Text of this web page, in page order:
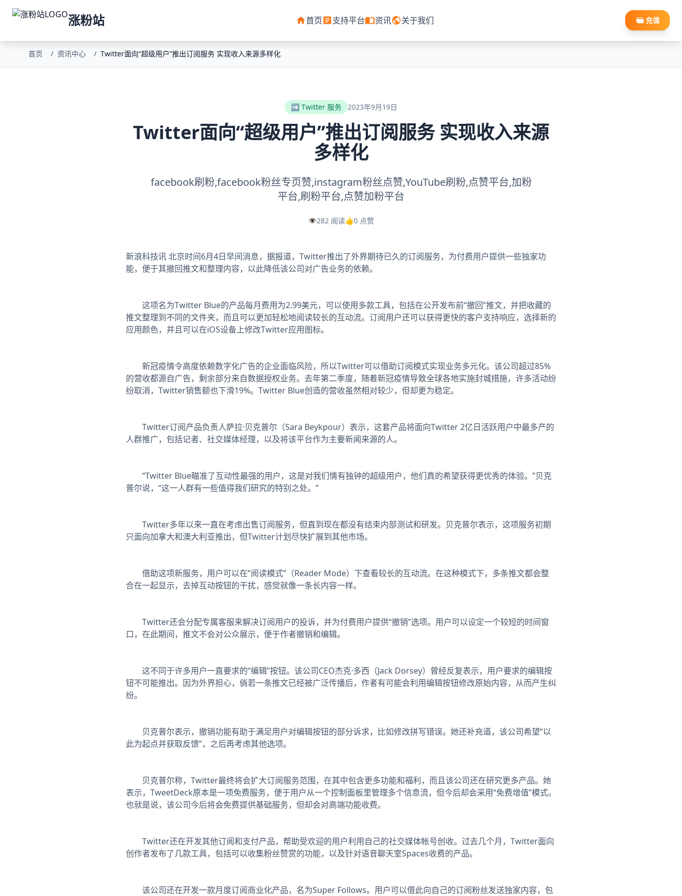
涨粉站 首页 支持平台 资讯 关于我们 充值
首页 / 资讯中心 / Twitter面向“超级用户”推出订阅服务 实现收入来源多样化
➡️ Twitter 服务 2023年9月19日
Twitter面向“超级用户”推出订阅服务 实现收入来源
多样化
facebook刷粉,facebook粉丝专页赞,instagram粉丝点赞,YouTube刷粉,点赞平台,加粉
平台,刷粉平台,点赞加粉平台
👁️282 阅读👍0 点赞
新浪科技讯 北京时间6月4日早间消息，据报道，Twitter推出了外界期待已久的订阅服务，为付费用户提供一些独家功
能，便于其撤回推文和整理内容，以此降低该公司对广告业务的依赖。
这项名为Twitter Blue的产品每月费用为2.99美元，可以使用多款工具，包括在公开发布前“撤回”推文，并把收藏的
推文整理到不同的文件夹，而且可以更加轻松地阅读较长的互动流。订阅用户还可以获得更快的客户支持响应，选择新的
应用颜色，并且可以在iOS设备上修改Twitter应用图标。
新冠疫情令高度依赖数字化广告的企业面临风险，所以Twitter可以借助订阅模式实现业务多元化。该公司超过85%
的营收都源自广告，剩余部分来自数据授权业务。去年第二季度，随着新冠疫情导致全球各地实施封城措施，许多活动纷
纷取消，Twitter销售额也下滑19%。Twitter Blue创造的营收虽然相对较少，但却更为稳定。
Twitter订阅产品负责人萨拉·贝克普尔（Sara Beykpour）表示，这套产品将面向Twitter 2亿日活跃用户中最多产的
人群推广，包括记者、社交媒体经理，以及将该平台作为主要新闻来源的人。
“Twitter Blue瞄准了互动性最强的用户，这是对我们情有独钟的超级用户，他们真的希望获得更优秀的体验。”贝克
普尔说，“这一人群有一些值得我们研究的特别之处。”
Twitter多年以来一直在考虑出售订阅服务，但直到现在都没有结束内部测试和研发。贝克普尔表示，这项服务初期
只面向加拿大和澳大利亚推出，但Twitter计划尽快扩展到其他市场。
借助这项新服务，用户可以在“阅读模式”（Reader Mode）下查看较长的互动流。在这种模式下，多条推文都会整
合在一起显示，去掉互动按钮的干扰，感觉就像一条长内容一样。
Twitter还会分配专属客服来解决订阅用户的投诉，并为付费用户提供“撤销”选项。用户可以设定一个较短的时间窗
口，在此期间，推文不会对公众展示，便于作者撤销和编辑。
这不同于许多用户一直要求的“编辑”按钮。该公司CEO杰克·多西（Jack Dorsey）曾经反复表示，用户要求的编辑按
钮不可能推出。因为外界担心，倘若一条推文已经被广泛传播后，作者有可能会利用编辑按钮修改原始内容，从而产生纠
纷。
贝克普尔表示，撤销功能有助于满足用户对编辑按钮的部分诉求，比如修改拼写错误。她还补充道，该公司希望“以
此为起点并获取反馈”，之后再考虑其他选项。
贝克普尔称，Twitter最终将会扩大订阅服务范围，在其中包含更多功能和福利，而且该公司还在研究更多产品。她
表示，TweetDeck原本是一项免费服务，便于用户从一个控制面板里管理多个信息流，但今后却会采用“免费增值”模式。
也就是说，该公司今后将会免费提供基础服务，但却会对高端功能收费。
Twitter还在开发其他订阅和支付产品，帮助受欢迎的用户利用自己的社交媒体帐号创收。过去几个月，Twitter面向
创作者发布了几款工具，包括可以收集粉丝赞赏的功能，以及针对语音聊天室Spaces收费的产品。
该公司还在开发一款月度订阅商业化产品，名为Super Follows。用户可以借此向自己的订阅粉丝发送独家内容，包